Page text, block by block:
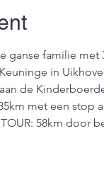
ganse familie
in
de
met een stop
58km